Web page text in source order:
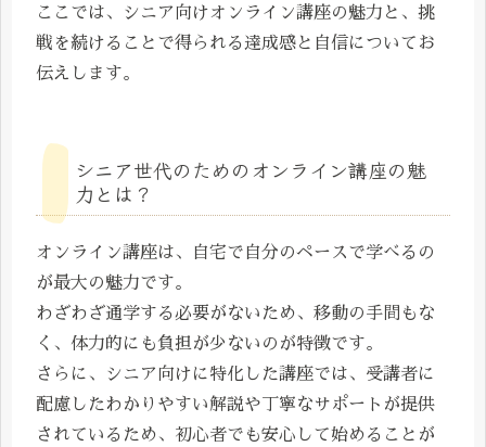
ここでは、シニア向けオンライン講座の魅力と、挑
戦を続けることで得られる達成感と自信についてお
伝えします。
シニア世代のためのオンライン講座の魅
力とは？
オンライン講座は、自宅で自分のペースで学べるの
が最大の魅力です。
わざわざ通学する必要がないため、移動の手間もな
く、体力的にも負担が少ないのが特徴です。
さらに、シニア向けに特化した講座では、受講者に
配慮したわかりやすい解説や丁寧なサポートが提供
されているため、初心者でも安心して始めることが